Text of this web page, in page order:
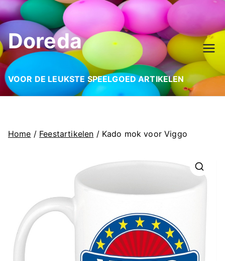
Ga
naar
de
inhoud
Doreda
VOOR DE LEUKSTE SPEELGOED ARTIKELEN
Home / Feestartikelen / Kado mok voor Viggo